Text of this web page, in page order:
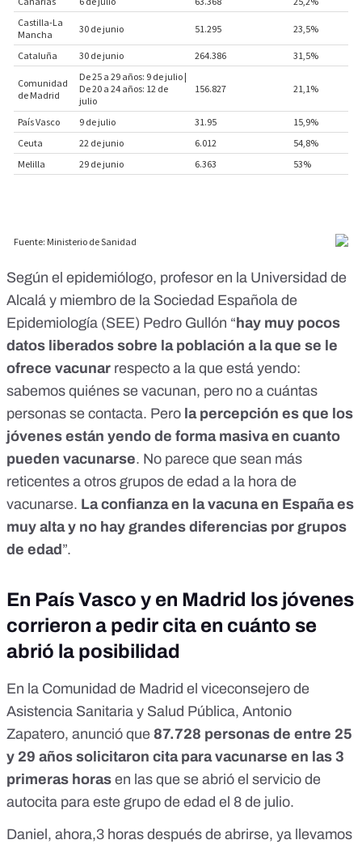
Según el epidemiólogo, profesor en la Universidad de
Alcalá y miembro de la Sociedad Española de
Epidemiología (SEE) Pedro Gullón “ hay muy pocos
datos liberados sobre la población a la que se le
ofrece vacunar respecto a la que está yendo:
sabemos quiénes se vacunan, pero no a cuántas
personas se contacta. Pero la percepción es que los
jóvenes están yendo de forma masiva en cuanto
pueden vacunarse. No parece que sean más
reticentes a otros grupos de edad a la hora de
vacunarse. La confianza en la vacuna en España es
muy alta y no hay grandes diferencias por grupos
de edad ”.
En País Vasco y en Madrid los jóvenes
corrieron a pedir cita en cuánto se
abrió la posibilidad
En la Comunidad de Madrid el viceconsejero de
Asistencia Sanitaria y Salud Pública, Antonio
Zapatero, anunció que 87.728 personas de entre 25
y 29 años solicitaron cita para vacunarse en las 3
primeras horas en las que se abrió el servicio de
autocita para este grupo de edad el 8 de julio.
Daniel, ahora,3 horas después de abrirse, ya llevamos